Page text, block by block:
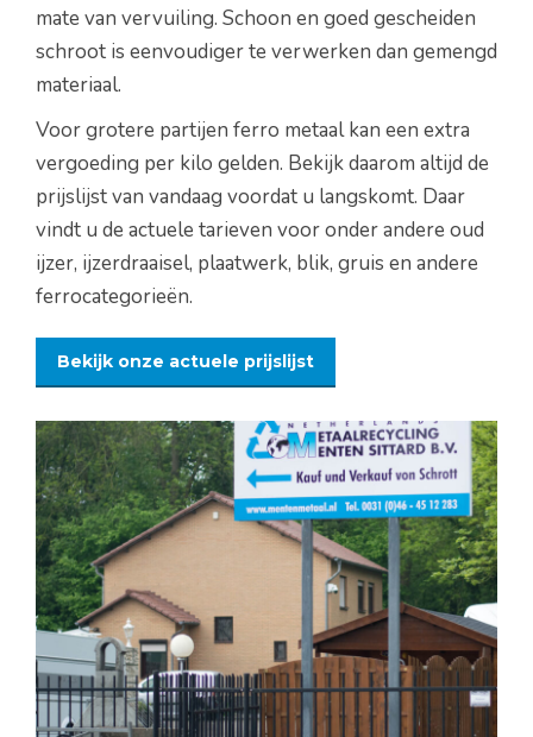
mate van vervuiling. Schoon en goed gescheiden
schroot is eenvoudiger te verwerken dan gemengd
materiaal.
Voor grotere partijen ferro metaal kan een extra
vergoeding per kilo gelden. Bekijk daarom altijd de
prijslijst van vandaag voordat u langskomt. Daar
vindt u de actuele tarieven voor onder andere oud
ijzer, ijzerdraaisel, plaatwerk, blik, gruis en andere
ferrocategorieën.
Bekijk onze actuele prijslijst